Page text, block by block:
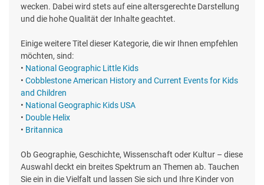
wecken. Dabei wird stets auf eine altersgerechte Darstellung
und die hohe Qualität der Inhalte geachtet.
Einige weitere Titel dieser Kategorie, die wir Ihnen empfehlen
möchten, sind:
• National Geographic Little Kids
• Cobblestone American History and Current Events for Kids
and Children
• National Geographic Kids USA
• Double Helix
• Britannica
Ob Geographie, Geschichte, Wissenschaft oder Kultur – diese
Auswahl deckt ein breites Spektrum an Themen ab. Tauchen
Sie ein in die Vielfalt und lassen Sie sich und Ihre Kinder von